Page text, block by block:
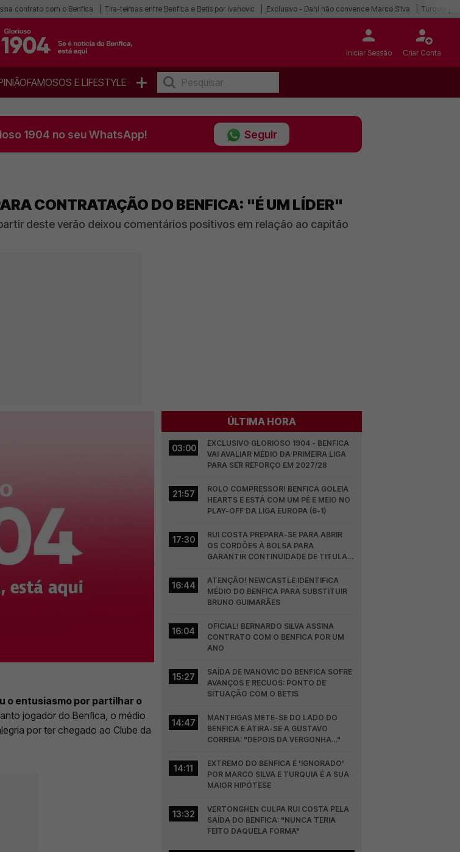
contrato com o Benfica Tira-teimas entre Benfica e Betis por Ivanovic Exclusivo - Dahl não convence Marco Silva Turquia
Iniciar Sessão Criar Conta
FAMOSOS E LIFESTYLE +
1904 no seu WhatsApp! Seguir
CONTRATAÇÃO DO BENFICA: "É UM LÍDER"
deste verão deixou comentários positivos em relação ao capitão
o entusiasmo por partilhar o
jogador do Benfica, o médio
por ter chegado ao Clube da
ÚLTIMA HORA
03:00
EXCLUSIVO GLORIOSO 1904 - BENFICA
VAI AVALIAR MÉDIO DA PRIMEIRA LIGA
PARA SER REFORÇO EM 2027/28
21:57
ROLO COMPRESSOR! BENFICA GOLEIA
HEARTS E ESTÁ COM UM PÉ E MEIO NO
PLAY-OFF DA LIGA EUROPA (6-1)
17:30
RUI COSTA PREPARA-SE PARA ABRIR
OS CORDÕES À BOLSA PARA
GARANTIR CONTINUIDADE DE TITULAR
16:44
ATENÇÃO! NEWCASTLE IDENTIFICA
MÉDIO DO BENFICA PARA SUBSTITUIR
BRUNO GUIMARÃES
16:04
OFICIAL! BERNARDO SILVA ASSINA
CONTRATO COM O BENFICA POR UM
ANO
15:27
SAÍDA DE IVANOVIC DO BENFICA SOFRE
AVANÇOS E RECUOS: PONTO DE
SITUAÇÃO COM O BETIS
14:47
MANTEIGAS METE-SE DO LADO DO
BENFICA E ATIRA-SE A GUSTAVO
CORREIA: "DEPOIS DA VERGONHA…"
14:11
EXTREMO DO BENFICA É 'IGNORADO'
POR MARCO SILVA E TURQUIA É A SUA
MAIOR HIPÓTESE
13:32
VERTONGHEN CULPA RUI COSTA PELA
SAÍDA DO BENFICA: "NUNCA TERIA
FEITO DAQUELA FORMA"